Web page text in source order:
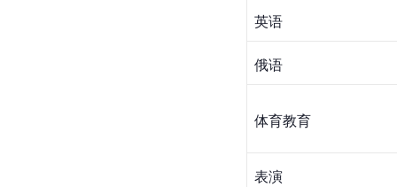
英语
俄语
体育教育
表演